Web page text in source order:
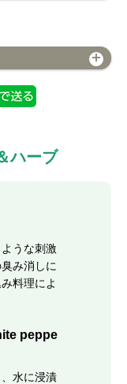
ハーブ
うな刺激
み消しに
料理によ
peppe
水に浸漬